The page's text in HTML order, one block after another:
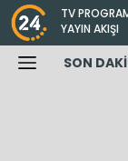
TV
YAYIN AKIŞI
SON